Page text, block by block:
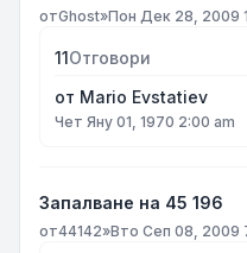
отGhost»Пон Дек 28, 2009
11Отговори
от Mario Evstatiev
Чет Яну 01, 1970 2:00 am
Запалване на 45 196
от44142»Вто Сеп 08, 2009